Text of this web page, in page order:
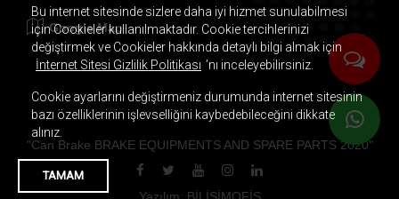
Google Map
"Can Brake BRAKE EQUIPMENTS AND SPARE PARTS 2020"
Yazılım: BİLİŞİMOFİS
Bu internet sitesinde sizlere daha iyi hizmet sunulabilmesi
için Cookieler kullanılmaktadır. Cookie tercihlerinizi
değiştirmek ve Cookieler hakkında detaylı bilgi almak için
İnternet Sitesi Gizlilik Politikası ’nı inceleyebilirsiniz.
Cookie ayarlarını değiştirmeniz durumunda internet sitesinin
bazı özelliklerinin işlevselliğini kaybedebileceğini dikkate
alınız.
TAMAM